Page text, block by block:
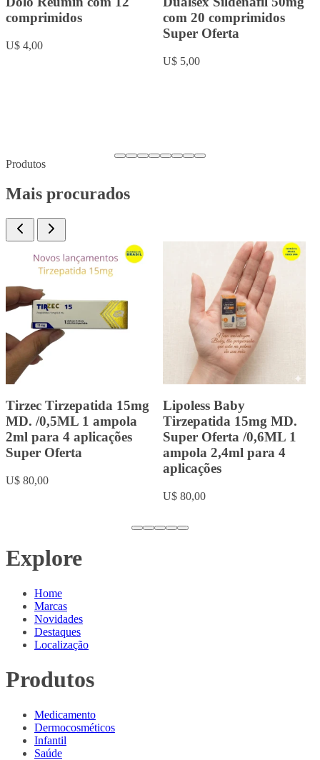
cápsulas.
U$ 9,00
comprimidos
Produtos
Mais procurados
Landerlan Gold Testenat
Depot Enantato de
Testosterona 250mg com
10ml
U$ 18,00
Landerlan Gold
Durateston com 10ml
U$ 20,00
Explore
Home
Marcas
Novidades
Destaques
Localização
Produtos
Medicamento
Dermocosméticos
Infantil
Saúde